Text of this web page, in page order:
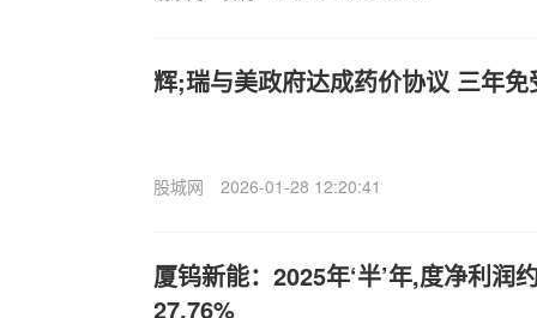
辉;瑞与美政府达成药价协议 三年免
股城网 2026-01-28 12:20:41
厦钨新能：2025年‘半’年,度净利润
27.76%